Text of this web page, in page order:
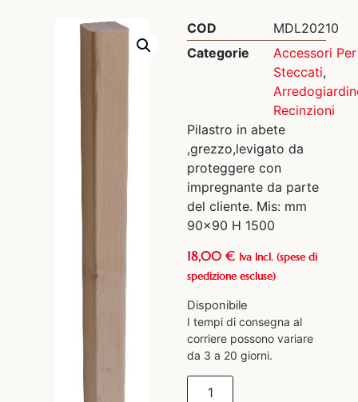
COD
MDL20210
Categorie
Accessori Per
Steccati,
Recinzioni
Pilastro in abete
,grezzo,levigato da
proteggere con
impregnante da parte
del cliente. Mis: mm
90×90 H 1500
18,00 € Iva Incl. (spese di
spedizione escluse)
Disponibile
I tempi di consegna al
corriere possono variare
da 3 a 20 giorni.